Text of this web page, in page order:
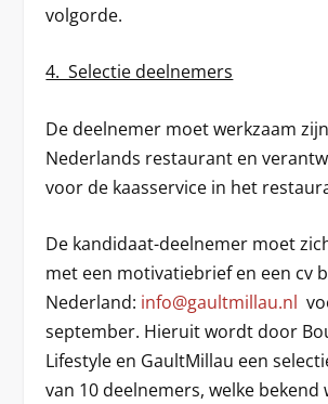
volgorde.
4. Selectie deelnemers
De deelnemer moet werkzaam
Nederlands restaurant en
voor de kaasservice in het
De kandidaat-deelnemer moet
met een motivatiebrief en een cv
Nederland: info@gaultmillau.nl
september. Hieruit wordt door
Lifestyle en GaultMillau een
van 10 deelnemers, welke bekend